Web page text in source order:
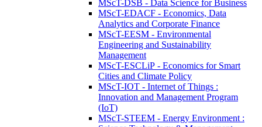
MScT-DSB - Data Science for Business
MScT-EDACF - Economics, Data
Analytics and Corporate Finance
MScT-EESM - Environmental
Engineering and Sustainability
Management
MScT-ESCLiP - Economics for Smart
Cities and Climate Policy
MScT-IOT - Internet of Things :
Innovation and Management Program
(IoT)
MScT-STEEM - Energy Environment :